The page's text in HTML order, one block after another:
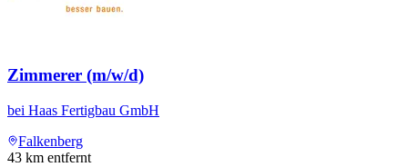
Zimmerer (m/w/d)
bei Haas Fertigbau GmbH
Falkenberg
43 km entfernt